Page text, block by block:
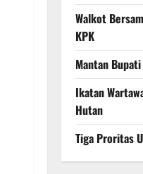
Walkot
KPK
Mantan
Ikatan
Hutan
Tiga Proritas